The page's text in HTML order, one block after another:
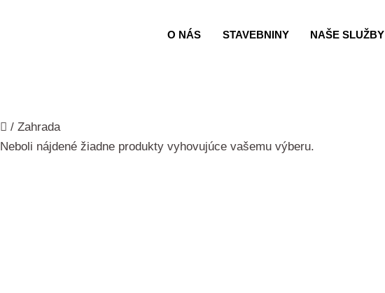
O NÁS STAVEBNINY NAŠE SLUŽBY
/ Zahrada
Neboli nájdené žiadne produkty vyhovujúce vašemu výberu.